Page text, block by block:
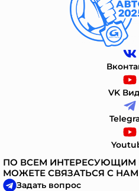
VK
ПО ВСЕМ
МОЖЕТЕ СВЯЗАТЬСЯ С
Задать вопрос